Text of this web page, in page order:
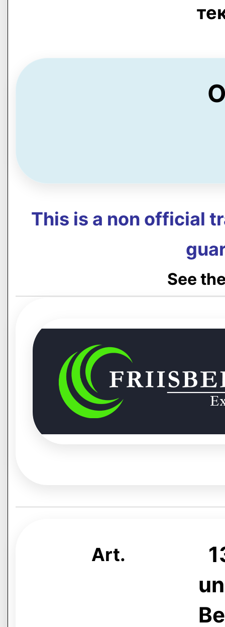
This is a non official
See
Art.